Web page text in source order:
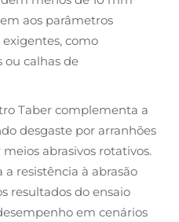
aos parâmetros
como
ou calhas de
Taber complementa a
desgaste por arranhões
abrasivos rotativos.
a resistência à abrasão
resultados do ensaio
em cenários